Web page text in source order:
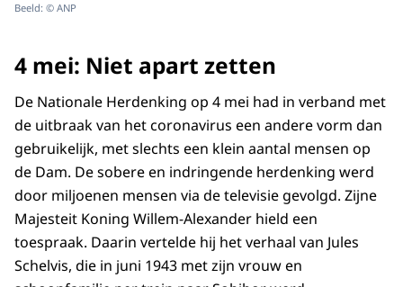
Beeld: © ANP
4 mei: Niet apart zetten
De Nationale Herdenking op 4 mei had in verband met
de uitbraak van het coronavirus een andere vorm dan
gebruikelijk, met slechts een klein aantal mensen op
de Dam. De sobere en indringende herdenking werd
door miljoenen mensen via de televisie gevolgd. Zijne
Majesteit Koning Willem-Alexander hield een
toespraak. Daarin vertelde hij het verhaal van Jules
Schelvis, die in juni 1943 met zijn vrouw en